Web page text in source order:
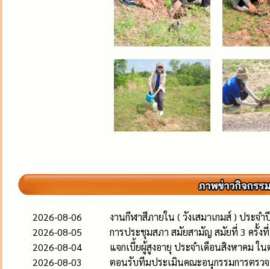
2026-08-06
งานกีฬาสีภายใน ( วังเสมาเกมส์ ) ประจ
2026-08-05
การประชุมสภา สมัยสามัญ สมัยที่ 3 ครั้ง
2026-08-04
แจกเบี้ยผู้สูงอายุ ประจำเดือนสิงหาคม ใ
2026-08-03
ตอนรับทีมประเมินคณะอนุกรรมการตรว